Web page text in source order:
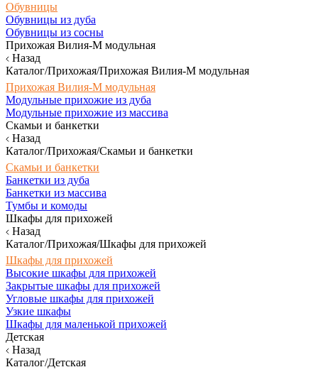
Обувницы
Обувницы из дуба
Обувницы из сосны
Прихожая Вилия-М модульная
Назад
Каталог/Прихожая/Прихожая Вилия-М модульная
Прихожая Вилия-М модульная
Модульные прихожие из дуба
Модульные прихожие из массива
Скамьи и банкетки
Назад
Каталог/Прихожая/Скамьи и банкетки
Скамьи и банкетки
Банкетки из дуба
Банкетки из массива
Тумбы и комоды
Шкафы для прихожей
Назад
Каталог/Прихожая/Шкафы для прихожей
Шкафы для прихожей
Высокие шкафы для прихожей
Закрытые шкафы для прихожей
Угловые шкафы для прихожей
Узкие шкафы
Шкафы для маленькой прихожей
Детская
Назад
Каталог/Детская